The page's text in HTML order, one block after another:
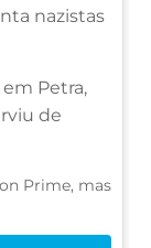
nazistas
Petra,
de
Prime, mas